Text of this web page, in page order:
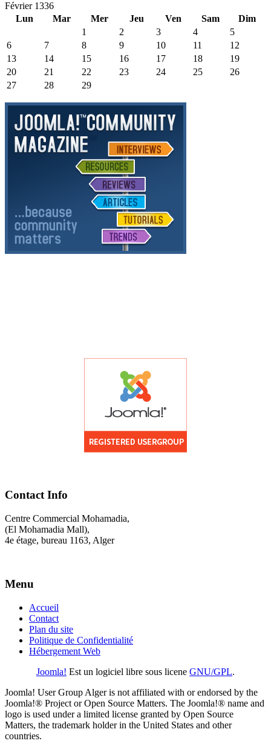
Février 1336
Lun
Mar Mer Jeu Ven Sam
Dim
1
2 3 4
5
6
7 8 9 10 11
12
13
14 15 16 17 18
19
20
21 22 23 24 25
26
27
28 29
Contact Info
Centre Commercial Mohamadia,
(El Mohamadia Mall),
4e étage, bureau 1163, Alger
Menu
Accueil
Contact
Plan du site
Politique de Confidentialité
Hébergement Web
Joomla! Est un logiciel libre sous licene GNU/GPL.
Joomla! User Group Alger is not affiliated with or endorsed by the
Joomla!® Project or Open Source Matters. The Joomla!® name and
logo is used under a limited license granted by Open Source
Matters, the trademark holder in the United States and other
countries.